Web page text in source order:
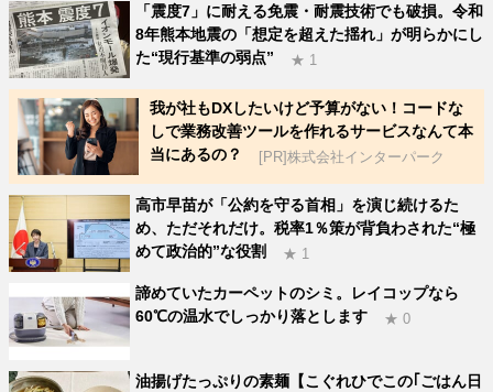
「震度7」に耐える免震・耐震技術でも破損。令和
8年熊本地震の「想定を超えた揺れ」が明らかにし
た“現行基準の弱点”
★ 1
我が社もDXしたいけど予算がない！コードな
しで業務改善ツールを作れるサービスなんて本
当にあるの？
[PR]株式会社インターパーク
高市早苗が「公約を守る首相」を演じ続けるた
め、ただそれだけ。税率1％策が背負わされた“極
めて政治的”な役割
★ 1
諦めていたカーペットのシミ。レイコップなら
60℃の温水でしっかり落とします
★ 0
油揚げたっぷりの素麺【こぐれひでこの｢ごはん日